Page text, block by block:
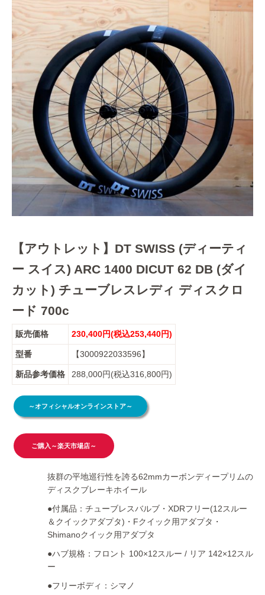
【アウトレット】DT SWISS (ディーティ
ー スイス) ARC 1400 DICUT 62 DB (ダイ
カット) チューブレスレディ ディスクロ
ード 700c
販売価格 230,400円(税込253,440円)
型番 【3000922033596】
新品参考価格 288,000円(税込316,800円)
～オフィシャルオンラインストア～
ご購入～楽天市場店～
抜群の平地巡行性を誇る62mmカーボンディープリムの
ディスクブレーキホイール
●付属品：チューブレスバルブ・XDRフリー(12スルー
＆クイックアダプタ)・Fクイック用アダプタ・
Shimanoクイック用アダプタ
●ハブ規格：フロント 100×12スルー / リア 142×12スル
ー
●フリーボディ：シマノ